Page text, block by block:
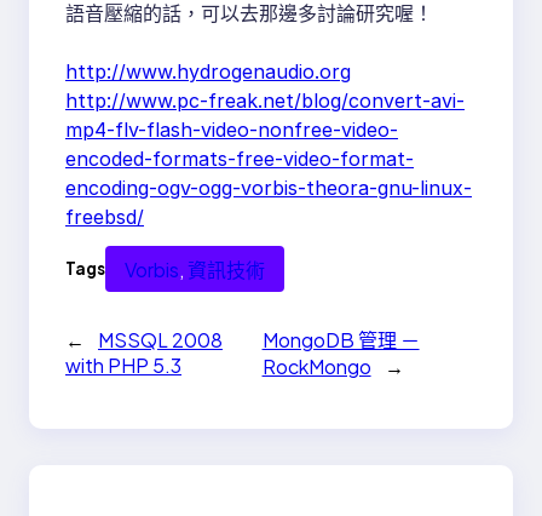
語音壓縮的話，可以去那邊多討論研究喔！
http://www.hydrogenaudio.org
http://www.pc-freak.net/blog/convert-avi-
mp4-flv-flash-video-nonfree-video-
encoded-formats-free-video-format-
encoding-ogv-ogg-vorbis-theora-gnu-linux-
freebsd/
Tags Vorbis, 資訊技術
←
MSSQL 2008
with PHP 5.3
MongoDB 管理 －
RockMongo
→